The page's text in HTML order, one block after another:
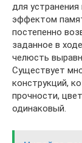
для
эффектом
постепенно
заданное в
челюсть
Существует
конструкций,
прочности,
одинаковый.